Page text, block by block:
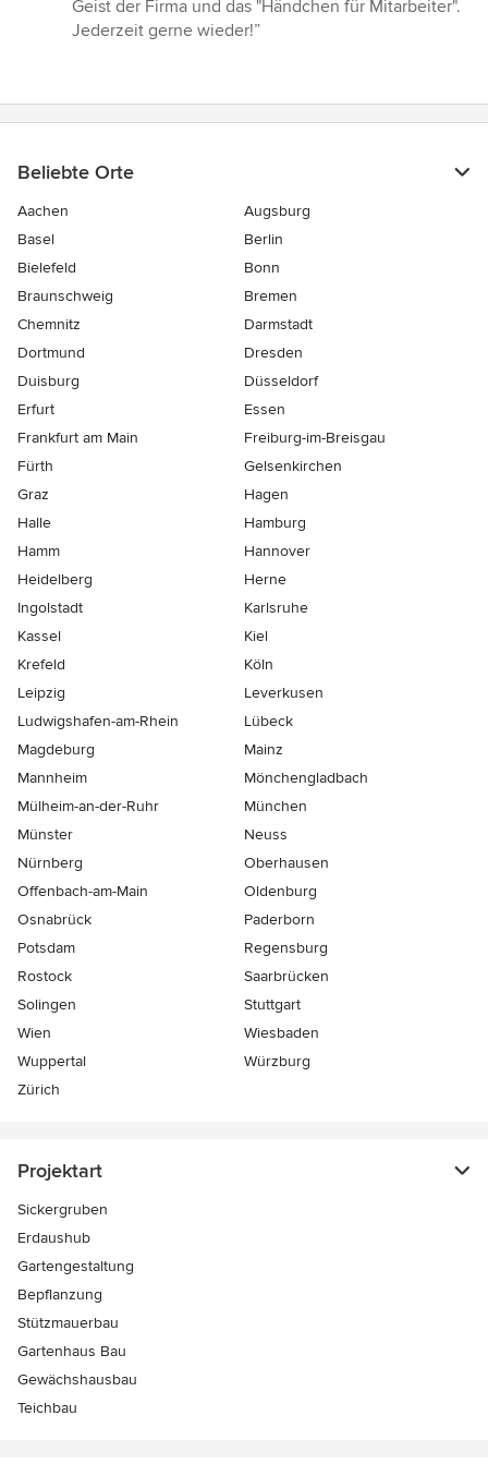
Geist der Firma und das "Händchen für Mitarbeiter".
Jederzeit gerne wieder!”
Beliebte Orte
Aachen
Augsburg
Basel
Berlin
Bielefeld
Bonn
Braunschweig
Bremen
Chemnitz
Darmstadt
Dortmund
Dresden
Duisburg
Düsseldorf
Erfurt
Essen
Frankfurt am Main
Freiburg-im-Breisgau
Fürth
Gelsenkirchen
Graz
Hagen
Halle
Hamburg
Hamm
Hannover
Heidelberg
Herne
Ingolstadt
Karlsruhe
Kassel
Kiel
Krefeld
Köln
Leipzig
Leverkusen
Ludwigshafen-am-Rhein
Lübeck
Magdeburg
Mainz
Mannheim
Mönchen­gladbach
Mülheim-an-der-Ruhr
München
Münster
Neuss
Nürnberg
Oberhausen
Offenbach-am-Main
Oldenburg
Osnabrück
Paderborn
Potsdam
Regensburg
Rostock
Saarbrücken
Solingen
Stuttgart
Wien
Wiesbaden
Wuppertal
Würzburg
Zürich
Projektart
Sickergruben
Erdaushub
Gartengestaltung
Bepflanzung
Stützmauerbau
Gartenhaus Bau
Gewächshausbau
Teichbau